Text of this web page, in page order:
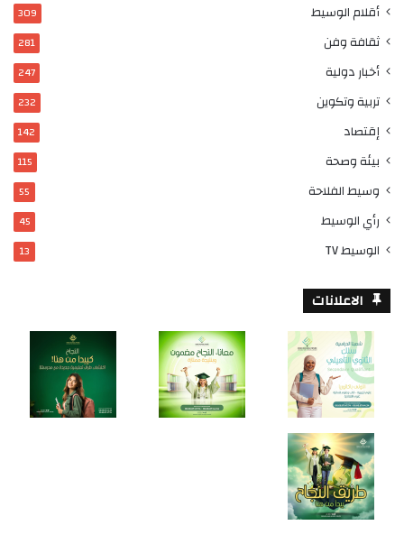
أقلام الوسيط 309
ثقافة وفن 281
أخبار دولية 247
تربية وتكوين 232
إقتصاد 142
بيئة وصحة 115
وسيط الفلاحة 55
رأي الوسيط 45
الوسيط TV 13
الاعلانات